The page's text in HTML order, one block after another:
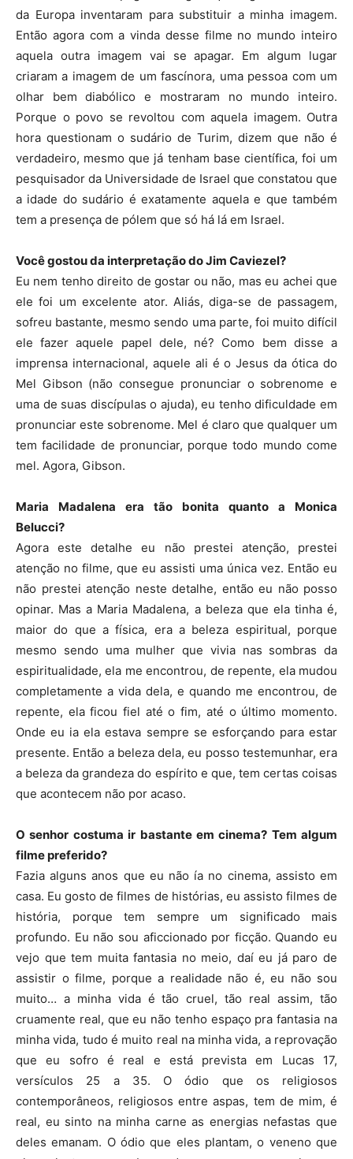
da Europa inventaram para substituir a minha imagem.
Então agora com a vinda desse filme no mundo inteiro
aquela outra imagem vai se apagar. Em algum lugar
criaram a imagem de um fascínora, uma pessoa com um
olhar bem diabólico e mostraram no mundo inteiro.
Porque o povo se revoltou com aquela imagem. Outra
hora questionam o sudário de Turim, dizem que não é
verdadeiro, mesmo que já tenham base científica, foi um
pesquisador da Universidade de Israel que constatou que
a idade do sudário é exatamente aquela e que também
tem a presença de pólem que só há lá em Israel.
Você gostou da interpretação do Jim Caviezel?
Eu nem tenho direito de gostar ou não, mas eu achei que
ele foi um excelente ator. Aliás, diga-se de passagem,
sofreu bastante, mesmo sendo uma parte, foi muito difícil
ele fazer aquele papel dele, né? Como bem disse a
imprensa internacional, aquele ali é o Jesus da ótica do
Mel Gibson (não consegue pronunciar o sobrenome e
uma de suas discípulas o ajuda), eu tenho dificuldade em
pronunciar este sobrenome. Mel é claro que qualquer um
tem facilidade de pronunciar, porque todo mundo come
mel. Agora, Gibson.
Maria Madalena era tão bonita quanto a Monica
Belucci?
Agora este detalhe eu não prestei atenção, prestei
atenção no filme, que eu assisti uma única vez. Então eu
não prestei atenção neste detalhe, então eu não posso
opinar. Mas a Maria Madalena, a beleza que ela tinha é,
maior do que a física, era a beleza espiritual, porque
mesmo sendo uma mulher que vivia nas sombras da
espiritualidade, ela me encontrou, de repente, ela mudou
completamente a vida dela, e quando me encontrou, de
repente, ela ficou fiel até o fim, até o último momento.
Onde eu ia ela estava sempre se esforçando para estar
presente. Então a beleza dela, eu posso testemunhar, era
a beleza da grandeza do espírito e que, tem certas coisas
que acontecem não por acaso.
O senhor costuma ir bastante em cinema? Tem algum
filme preferido?
Fazia alguns anos que eu não ía no cinema, assisto em
casa. Eu gosto de filmes de histórias, eu assisto filmes de
história, porque tem sempre um significado mais
profundo. Eu não sou aficcionado por ficção. Quando eu
vejo que tem muita fantasia no meio, daí eu já paro de
assistir o filme, porque a realidade não é, eu não sou
muito… a minha vida é tão cruel, tão real assim, tão
cruamente real, que eu não tenho espaço pra fantasia na
minha vida, tudo é muito real na minha vida, a reprovação
que eu sofro é real e está prevista em Lucas 17,
versículos 25 a 35. O ódio que os religiosos
contemporâneos, religiosos entre aspas, tem de mim, é
real, eu sinto na minha carne as energias nefastas que
deles emanam. O ódio que eles plantam, o veneno que